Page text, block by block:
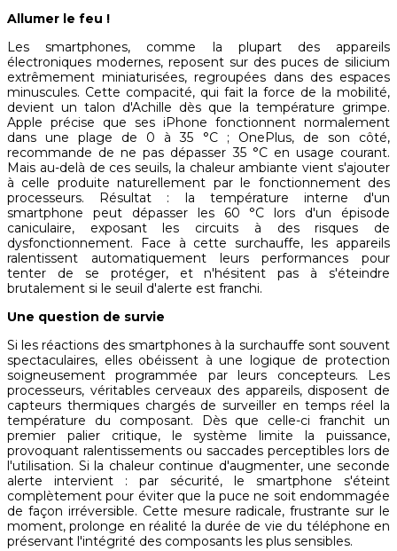
Allumer le feu !
Les smartphones, comme la plupart des appareils
électroniques modernes, reposent sur des puces de silicium
extrêmement miniaturisées, regroupées dans des espaces
minuscules. Cette compacité, qui fait la force de la mobilité,
devient un talon d'Achille dès que la température grimpe.
Apple précise que ses iPhone fonctionnent normalement
dans une plage de 0 à 35 °C ; OnePlus, de son côté,
recommande de ne pas dépasser 35 °C en usage courant.
Mais au-delà de ces seuils, la chaleur ambiante vient s'ajouter
à celle produite naturellement par le fonctionnement des
processeurs. Résultat : la température interne d'un
smartphone peut dépasser les 60 °C lors d'un épisode
caniculaire, exposant les circuits à des risques de
dysfonctionnement. Face à cette surchauffe, les appareils
ralentissent automatiquement leurs performances pour
tenter de se protéger, et n'hésitent pas à s'éteindre
brutalement si le seuil d'alerte est franchi.
Une question de survie
Si les réactions des smartphones à la surchauffe sont souvent
spectaculaires, elles obéissent à une logique de protection
soigneusement programmée par leurs concepteurs. Les
processeurs, véritables cerveaux des appareils, disposent de
capteurs thermiques chargés de surveiller en temps réel la
température du composant. Dès que celle-ci franchit un
premier palier critique, le système limite la puissance,
provoquant ralentissements ou saccades perceptibles lors de
l'utilisation. Si la chaleur continue d'augmenter, une seconde
alerte intervient : par sécurité, le smartphone s'éteint
complètement pour éviter que la puce ne soit endommagée
de façon irréversible. Cette mesure radicale, frustrante sur le
moment, prolonge en réalité la durée de vie du téléphone en
préservant l'intégrité des composants les plus sensibles.